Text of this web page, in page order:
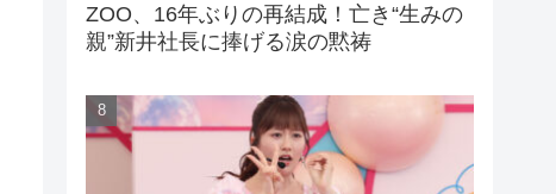
ZOO、16年ぶりの再結成！亡き“生みの
親”新井社長に捧げる涙の黙祷